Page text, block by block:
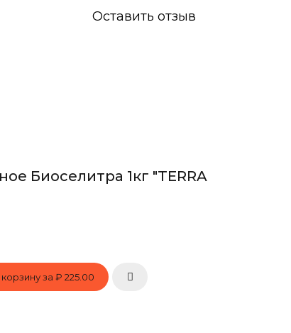
Оставить отзыв
Биоселитра 1кг "TERRA
корзину за ₽ 225.00